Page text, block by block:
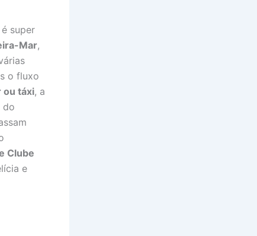
super
Mar,
o fluxo
ou táxi, a
do
Clube
e